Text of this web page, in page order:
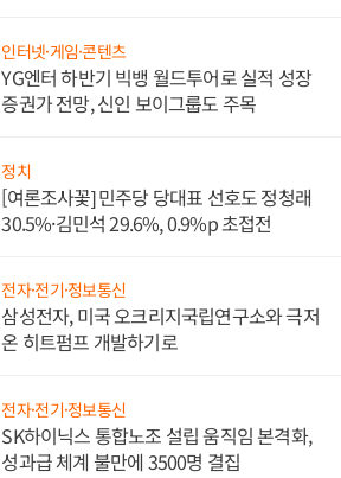
인터넷·게임·콘텐츠
YG엔터 하반기 빅뱅 월드투어로 실적 성장
증권가 전망, 신인 보이그룹도 주목
정치
[여론조사꽃] 민주당 당대표 선호도 정청래
30.5%·김민석 29.6%, 0.9%p 초접전
전자·전기·정보통신
삼성전자, 미국 오크리지국립연구소와 극저
온 히트펌프 개발하기로
전자·전기·정보통신
SK하이닉스 통합노조 설립 움직임 본격화,
성과급 체계 불만에 3500명 결집